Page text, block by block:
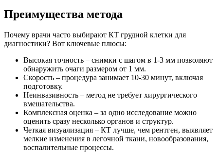
Преимущества метода
Почему врачи часто выбирают КТ грудной клетки для
диагностики? Вот ключевые плюсы:
Высокая точность – снимки с шагом в 1-3 мм позволяют
обнаружить очаги размером от 1 мм.
Скорость – процедура занимает 10-30 минут, включая
подготовку.
Неинвазивность – метод не требует хирургического
вмешательства.
Комплексная оценка – за одно исследование можно
оценить сразу несколько органов и структур.
Четкая визуализация – КТ лучше, чем рентген, выявляет
мелкие изменения в легочной ткани, новообразования,
воспалительные процессы.